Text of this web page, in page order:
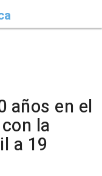
años en el
la
a 19